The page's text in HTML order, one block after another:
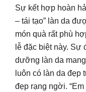
Sự kết hợp hoàn
– tái tạo” làn da
món quà rất phù
lễ đặc biệt này. Sự
dưỡng làn da
luôn có làn da đẹp
đẹp rạng ngời. “Em